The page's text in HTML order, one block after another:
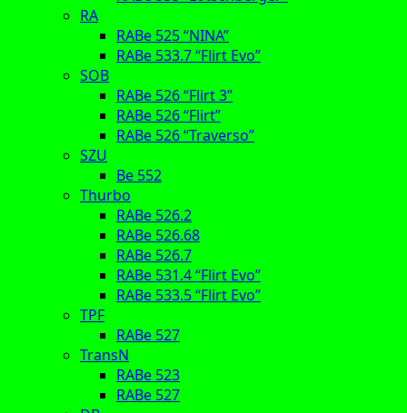
RA
RABe 525 “NINA”
RABe 533.7 “Flirt Evo”
SOB
RABe 526 “Flirt 3”
RABe 526 “Flirt”
RABe 526 “Traverso”
SZU
Be 552
Thurbo
RABe 526.2
RABe 526.68
RABe 526.7
RABe 531.4 “Flirt Evo”
RABe 533.5 “Flirt Evo”
TPF
RABe 527
TransN
RABe 523
RABe 527